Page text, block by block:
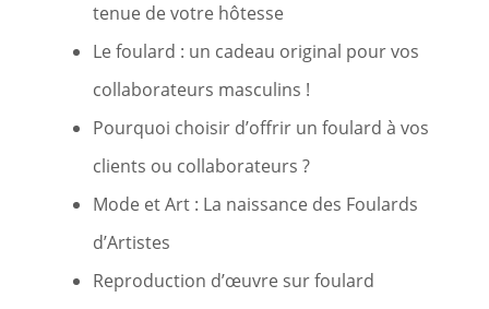
tenue de votre hôtesse
Le foulard : un cadeau original pour vos
collaborateurs masculins !
Pourquoi choisir d’offrir un foulard à vos
clients ou collaborateurs ?
Mode et Art : La naissance des Foulards
d’Artistes
Reproduction d’œuvre sur foulard